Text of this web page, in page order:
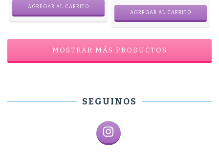
AGREGAR AL CARRITO
MOSTRAR MÁS PRODUCTOS
SEGUINOS